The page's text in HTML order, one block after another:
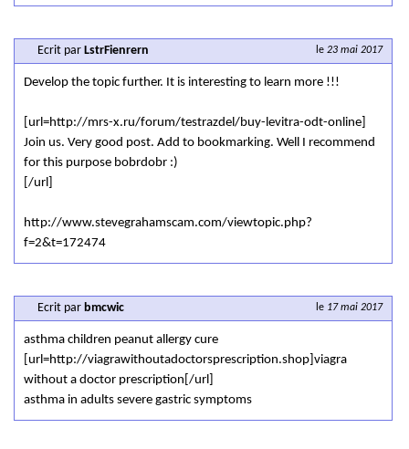
le 23 mai 2017
Ecrit par LstrFienrern
Develop the topic further. It is interesting to learn more !!!
[url=http://mrs-x.ru/forum/testrazdel/buy-levitra-odt-online]
Join us. Very good post. Add to bookmarking. Well I recommend
for this purpose bobrdobr :)
[/url]
http://www.stevegrahamscam.com/viewtopic.php?
f=2&t=172474
le 17 mai 2017
Ecrit par bmcwic
asthma children peanut allergy cure
[url=http://viagrawithoutadoctorsprescription.shop]viagra
without a doctor prescription[/url]
asthma in adults severe gastric symptoms